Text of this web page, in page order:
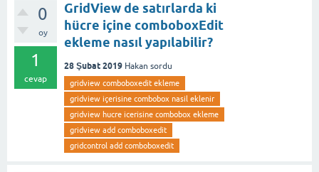
0
oy
1
cevap
GridView de satırlarda ki
hücre içine comboboxEdit
ekleme nasıl yapılabilir?
28 Şubat 2019 Hakan sordu
gridview comboboxedit ekleme
gridview içerisine combobox nasil eklenir
gridview hucre icerisine combobox ekleme
gridview add comboboxedit
gridcontrol add comboboxedit